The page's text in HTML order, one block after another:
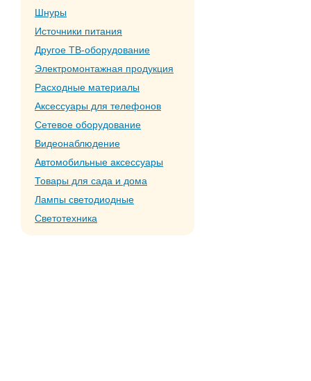
Шнуры
Источники питания
Другое ТВ-оборудование
Электромонтажная продукция
Расходные материалы
Аксессуары для телефонов
Сетевое оборудование
Видеонаблюдение
Автомобильные аксессуары
Товары для сада и дома
Лампы светодиодные
Светотехника